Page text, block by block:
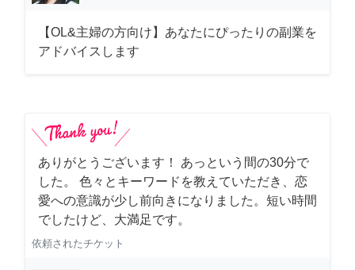
【OL&主婦の方向け】あなたにぴったりの副業を
アドバイスします
ありがとうございます！ あっという間の30分で
した。 色々とキーワードを教えていただき、恋
愛への意識が少し前向きになりました。短い時間
でしたけど、大満足です。
依頼されたチケット